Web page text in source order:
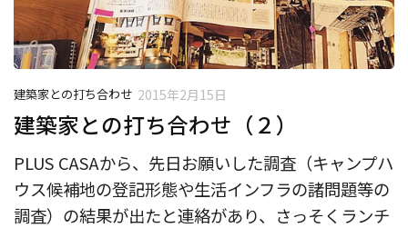
建築家との打ち合わせ 2015年2月15日
建築家との打ち合わせ（２）
PLUS CASAから、先日お願いした調査（キャンプハ
ウス候補地の登記形態や生活インフラの諸問題等の
調査）の結果が出たと連絡があり、さっそくランチ